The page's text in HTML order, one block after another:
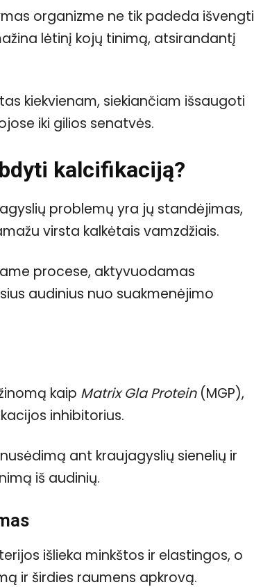
organizme ne tik padeda išvengti
lėtinį kojų tinimą, atsirandantį
kiekvienam, siekiančiam išsaugoti
iki gilios senatvės.
kalcifikaciją?
problemų yra jų standėjimas,
virsta kalkėtais vamzdžiais.
procese, aktyvuodamas
audinius nuo suakmenėjimo
kaip Matrix Gla Protein(MGP),
inhibitorius.
ant kraujagyslių sienelių ir
iš audinių.
išlieka minkštos ir elastingos, o
ir širdies raumens apkrovą.